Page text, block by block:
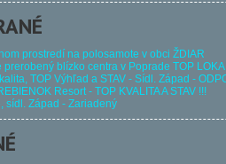
prostredí na polosamote v obci ŽDIAR
blízko centra v Poprade TOP
TOP Výhľad a STAV - Sídl. Západ -
Resort - TOP KVALITA A STAV !!!
sídl. Západ - Zariadený